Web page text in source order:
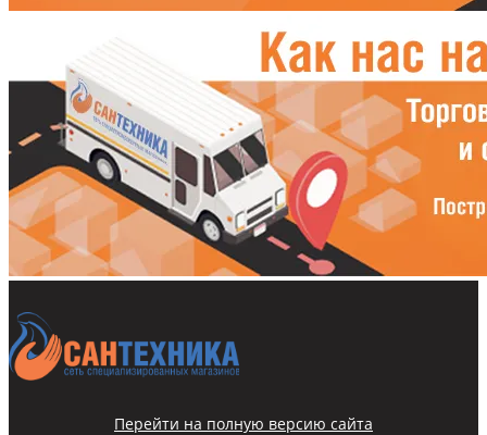
Перейти на полную версию сайта